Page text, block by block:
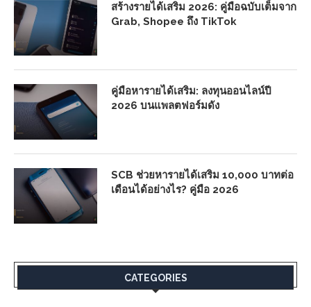
สร้างรายได้เสริม 2026: คู่มือฉบับเต็มจาก
Grab, Shopee ถึง TikTok
คู่มือหารายได้เสริม: ลงทุนออนไลน์ปี
2026 บนแพลตฟอร์มดัง
SCB ช่วยหารายได้เสริม 10,000 บาทต่อ
เดือนได้อย่างไร? คู่มือ 2026
CATEGORIES